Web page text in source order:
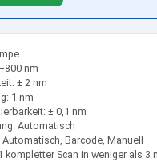
nm
± 2 nm
1 nm
± 0,1 nm
Automatisch
Barcode, Manuell
kompletter Scan in weniger als 3